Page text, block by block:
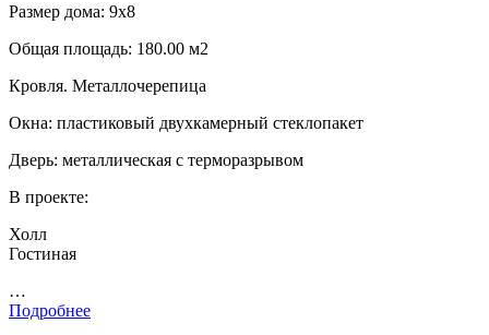
Размер дома: 9х8
Общая площадь: 180.00 м2
Кровля. Металлочерепица
Окна: пластиковый двухкамерный стеклопакет
Дверь: металлическая с терморазрывом
В проекте:
Холл
Гостиная
…
Подробнее